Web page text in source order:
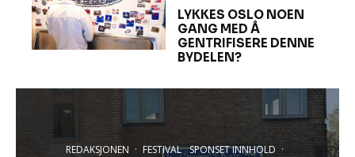
LYKKES OSLO NOEN
GANG MED Å
GENTRIFISERE DENNE
BYDELEN?
REDAKSJONEN · FESTIVAL SPONSET INNHOLD ·